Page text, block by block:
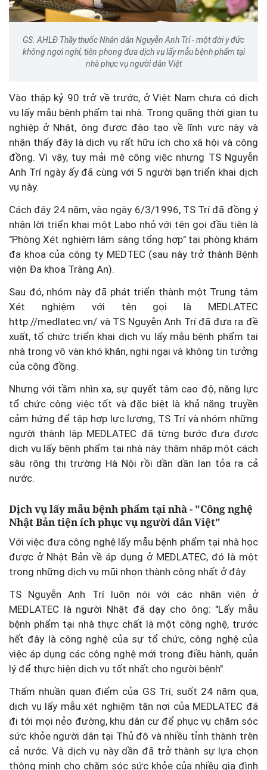
GS. AHLĐ Thầy thuốc Nhân dân Nguyễn Anh Trí - một đời y đức
không ngơi nghỉ, tiên phong đưa dịch vụ lấy mẫu bệnh phẩm tại
nhà phục vụ người dân Việt
Vào thập kỷ 90 trở về trước, ở Việt Nam chưa có dịch
vụ lấy mẫu bệnh phẩm tại nhà. Trong quãng thời gian tu
nghiệp ở Nhật, ông được đào tạo về lĩnh vực này và
nhận thấy đây là dịch vụ rất hữu ích cho xã hội và cộng
đồng. Vì vậy, tuy mải mê công việc nhưng TS Nguyễn
Anh Trí ngày ấy đã cùng với 5 người bạn triển khai dịch
vụ này.
Cách đây 24 năm, vào ngày 6/3/1996, TS Trí đã đồng ý
nhận lời triển khai một Labo nhỏ với tên gọi đầu tiên là
"Phòng Xét nghiệm lâm sàng tổng hợp" tại phòng khám
đa khoa của công ty MEDTEC (sau này trở thành Bệnh
viện Đa khoa Tràng An).
Sau đó, nhóm này đã phát triển thành một Trung tâm
Xét nghiệm với tên gọi là MEDLATEC
http://medlatec.vn/ và TS Nguyễn Anh Trí đã đưa ra đề
xuất, tổ chức triển khai dịch vụ lấy mẫu bệnh phẩm tại
nhà trong vô vàn khó khăn, nghi ngại và không tin tưởng
của cộng đồng.
Nhưng với tầm nhìn xa, sự quyết tâm cao độ, năng lực
tổ chức công việc tốt và đặc biệt là khả năng truyền
cảm hứng để tập hợp lực lượng, TS Trí và nhóm những
người thành lập MEDLATEC đã từng bước đưa được
dịch vụ lấy bệnh phẩm tại nhà này thâm nhập một cách
sâu rộng thị trường Hà Nội rồi dần dần lan tỏa ra cả
nước.
Dịch vụ lấy mẫu bệnh phẩm tại nhà - "Công nghệ
Nhật Bản tiện ích phục vụ người dân Việt"
Với việc đưa công nghệ lấy mẫu bệnh phẩm tại nhà học
được ở Nhật Bản về áp dụng ở MEDLATEC, đó là một
trong những dịch vụ mũi nhọn thành công nhất ở đây.
TS Nguyễn Anh Trí luôn nói với các nhân viên ở
MEDLATEC là người Nhật đã dạy cho ông: "Lấy mẫu
bệnh phẩm tại nhà thực chất là một công nghệ, trước
hết đây là công nghệ của sự tổ chức, công nghệ của
việc áp dụng các công nghệ mới trong điều hành, quản
lý để thực hiện dịch vụ tốt nhất cho người bệnh".
Thấm nhuần quan điểm của GS Trí, suốt 24 năm qua,
dịch vụ lấy mẫu xét nghiệm tận nơi của MEDLATEC đã
đi tới mọi nẻo đường, khu dân cư để phục vụ chăm sóc
sức khỏe người dân tại Thủ đô và nhiều tỉnh thành trên
cả nước. Và dịch vụ này dần đã trở thành sự lựa chọn
thông minh cho chăm sóc sức khỏe của nhiều gia đình